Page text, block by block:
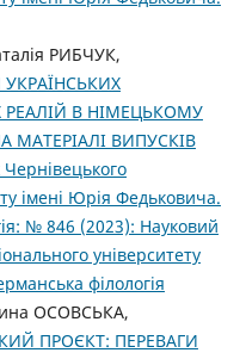
РИБЧУК,
В НІМЕЦЬКОМУ
МАТЕРІАЛІ ВИПУСКІВ
імені Юрія Федьковича.
№ 846 (2023): Науковий
університету
філологія
ОСОВСЬКА,
ПРОЄКТ: ПЕРЕВАГИ